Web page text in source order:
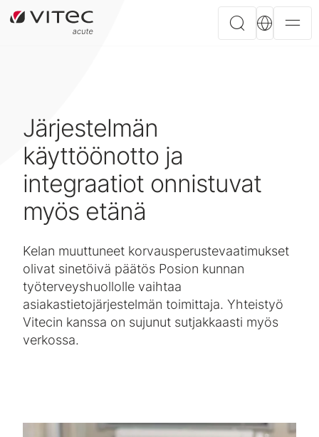
Järjestelmän
käyttöönotto ja
integraatiot onnistuvat
myös etänä
Kelan muuttuneet korvausperustevaatimukset
olivat sinetöivä päätös Posion kunnan
työterveyshuollolle vaihtaa
asiakastietojärjestelmän toimittaja. Yhteistyö
Vitecin kanssa on sujunut sutjakkaasti myös
verkossa.